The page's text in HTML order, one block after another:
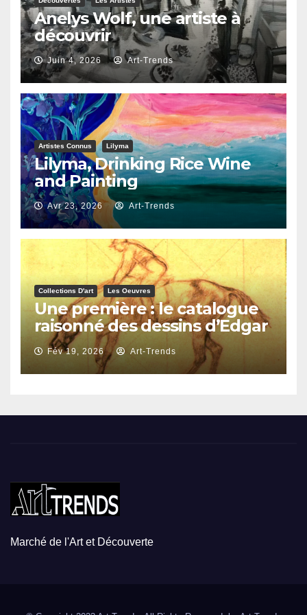
Anelys Wolf, une artiste à
découvrir
Juin 4, 2026 Art-Trends
Artistes Connus Lilyma
Lilyma, Drinking Rice Wine
and Painting
Avr 23, 2026 Art-Trends
Collections D'art Les Oeuvres
Une première : le catalogue
raisonné des dessins d’Edgar
Degas
Fév 19, 2026 Art-Trends
Marché de l'Art et Découverte